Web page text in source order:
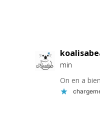
min
On en a